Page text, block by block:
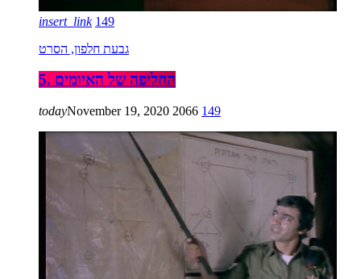
insert_link 149
גבעת חלפון, הסרט
5. החליפה של האיומים
todayNovember 19, 2020 2066 149